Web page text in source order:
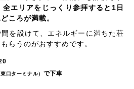
エリアをじっくり参拝すると1日
ころが満載。
を設けて、エネルギーに満ちた荘
らうのがおすすめです。
口ターミナル） で下車